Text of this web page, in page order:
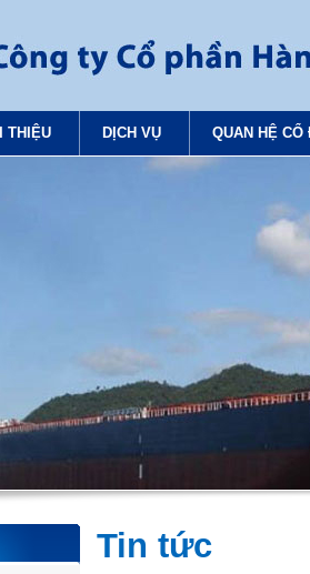
THIỆU DỊCH VỤ QUAN HỆ CỔ
Tin tức